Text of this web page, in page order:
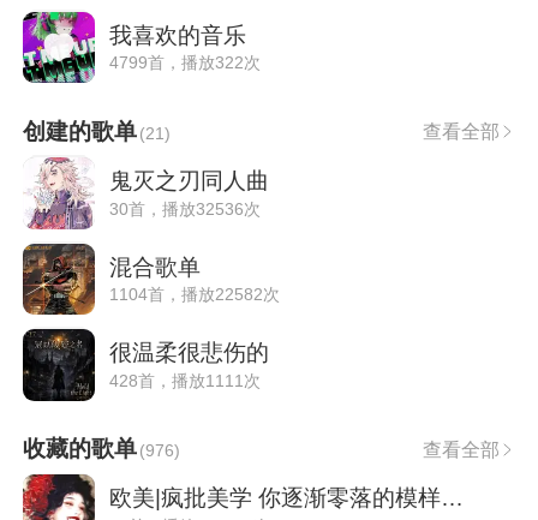
我喜欢的音乐
4799首，播放322次
创建的歌单(21) 查看全部
鬼灭之刃同人曲
30首，播放32536次
混合歌单
1104首，播放22582次
很温柔很悲伤的
428首，播放1111次
收藏的歌单(976) 查看全部
欧美|疯批美学 你逐渐零落的模样可真美